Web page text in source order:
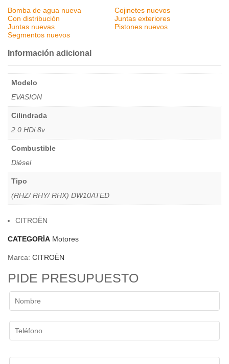
Bomba de agua nueva
Cojinetes nuevos
Con distribución
Juntas exteriores
Juntas nuevas
Pistones nuevos
Segmentos nuevos
Información adicional
Modelo
EVASION
Cilindrada
2.0 HDi 8v
Combustible
Diésel
Tipo
(RHZ/ RHY/ RHX) DW10ATED
CITROËN
CATEGORÍA Motores
Marca: CITROËN
PIDE PRESUPUESTO